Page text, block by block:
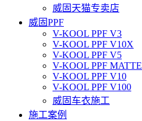
威固天猫专卖店
威固PPF
V-KOOL PPF V3
V-KOOL PPF V10X
V-KOOL PPF V5
V-KOOL PPF MATTE
V-KOOL PPF V10
V-KOOL PPF V100
威固车衣施工
施工案例